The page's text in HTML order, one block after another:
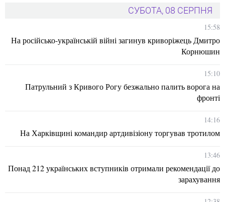
СУБОТА, 08 СЕРПНЯ
15:58
На російсько-українській війні загинув криворіжець Дмитро
Корнюшин
15:10
Патрульний з Кривого Рогу безжально палить ворога на
фронті
14:16
На Харківщині командир артдивізіону торгував тротилом
13:46
Понад 212 українських вступників отримали рекомендації до
зарахування